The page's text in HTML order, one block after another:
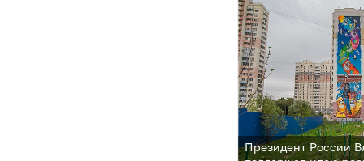
Президент России